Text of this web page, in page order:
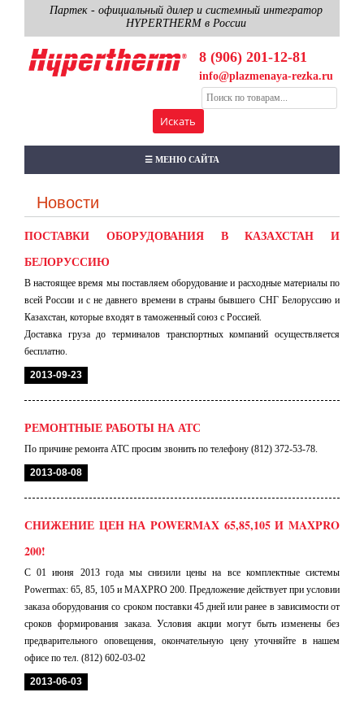
Партек - официальный дилер и системный интегратор
HYPERTHERM в России
8 (906) 201-12-81
info@plazmenaya-rezka.ru
☰ МЕНЮ САЙТА
Новости
ПОСТАВКИ ОБОРУДОВАНИЯ В КАЗАХСТАН И
БЕЛОРУССИЮ
В настоящее время мы поставляем оборудование и расходные материалы по
всей России и с не давнего времени в страны бывшего СНГ Белоруссию и
Казахстан, которые входят в таможенный союз с Россией.
Доставка груза до терминалов транспортных компаний осуществляется
бесплатно.
2013-09-23
РЕМОНТНЫЕ РАБОТЫ НА АТС
По причине ремонта АТС просим звонить по телефону (812) 372-53-78.
2013-08-08
СНИЖЕНИЕ ЦЕН НА POWERMAX 65,85,105 И MAXPRO
200!
С 01 июня 2013 года мы снизили цены на все комплектные системы
Powermax: 65, 85, 105 и MAXPRO 200. Предложение действует при условии
заказа оборудования со сроком поставки 45 дней или ранее в зависимости от
сроков формирования заказа. Условия акции могут быть изменены без
предварительного оповещения, окончательную цену уточняйте в нашем
офисе по тел. (812) 602-03-02
2013-06-03